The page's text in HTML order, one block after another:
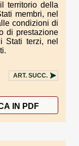
territorio della
membri, nel
condizioni di
di prestazione
Stati terzi, nel
ART. SUCC.
IN PDF